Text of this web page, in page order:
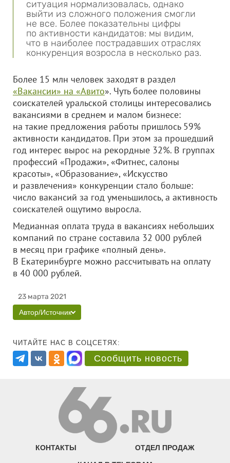
ситуация нормализовалась, однако
выйти из сложного положения смогли
не все. Более показательны цифры
по активности кандидатов: мы видим,
что в наиболее пострадавших отраслях
конкуренция возросла в несколько раз.
Более 15 млн человек заходят в раздел
«Вакансии» на «Авито». Чуть более половины
соискателей уральской столицы интересовались
вакансиями в среднем и малом бизнесе:
на такие предложения работы пришлось 59%
активности кандидатов. При этом за прошедший
год интерес вырос на рекордные 32%. В группах
профессий «Продажи», «Фитнес, салоны
красоты», «Образование», «Искусство
и развлечения» конкуренции стало больше:
число вакансий за год уменьшилось, а активность
соискателей ощутимо выросла.
Медианная оплата труда в вакансиях небольших
компаний по стране составила 32 000 рублей
в месяц при графике «полный день».
В Екатеринбурге можно рассчитывать на оплату
в 40 000 рублей.
23 марта 2021
Автор/Источник
ЧИТАЙТЕ НАС В СОЦСЕТЯХ:
Сообщить новость
КОНТАКТЫ ОТДЕЛ ПРОДАЖ